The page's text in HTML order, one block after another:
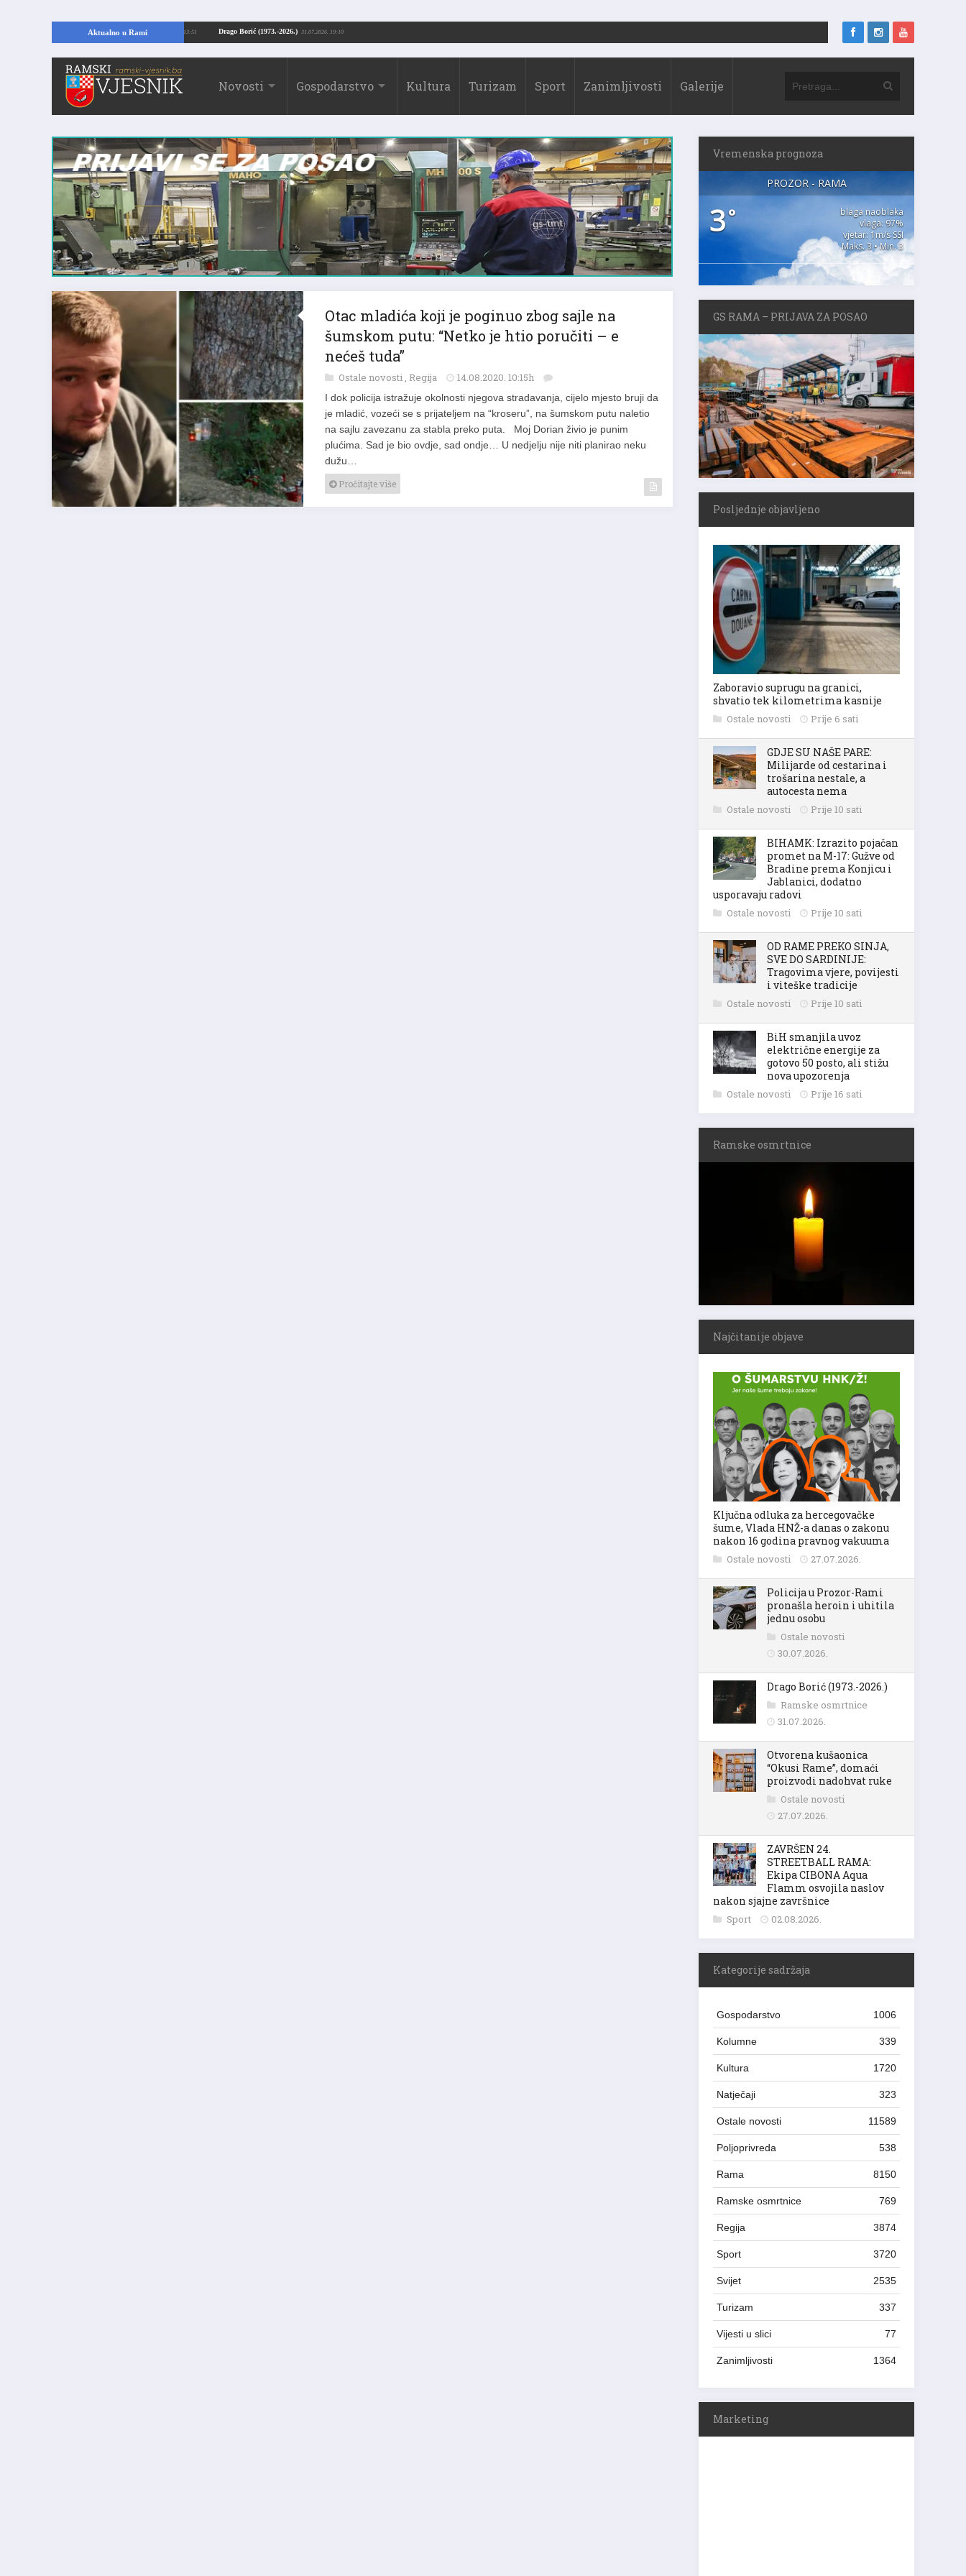
Aktualno u Rami Drago Borić (1973.-2026.) 31.07.2026. 19:10
temelje kuće, pronašao vrijedne arheološke ostatke 24.07.2026. 13:51
Novosti Gospodarstvo Kultura Turizam Sport Zanimljivosti Galerije
Otac mladića koji je poginuo zbog sajle na
šumskom putu: “Netko je htio poručiti – e
nećeš tuda”
Ostale novosti, Regija 14.08.2020. 10:15h
I dok policija istražuje okolnosti njegova stradavanja, cijelo mjesto bruji da
je mladić, vozeći se s prijateljem na “kroseru”, na šumskom putu naletio
na sajlu zavezanu za stabla preko puta. Moj Dorian živio je punim
plućima. Sad je bio ovdje, sad ondje… U nedjelju nije niti planirao neku
Pročitajte više
Vremenska prognoza
PROZOR - RAMA
3°
blaga naoblaka
vlaga: 97%
vjetar: 1m/s SSI
Maks. 3 • Min. 3
GS RAMA – PRIJAVA ZA POSAO
Posljednje objavljeno
Zaboravio suprugu na granici,
shvatio tek kilometrima kasnije
Ostale novosti Prije 6 sati
GDJE SU NAŠE PARE:
Milijarde od cestarina i
trošarina nestale, a
autocesta nema
Ostale novosti Prije 10 sati
BIHAMK: Izrazito pojačan
promet na M-17: Gužve od
Bradine prema Konjicu i
Jablanici, dodatno
usporavaju radovi
Ostale novosti Prije 10 sati
OD RAME PREKO SINJA,
SVE DO SARDINIJE:
Tragovima vjere, povijesti
i viteške tradicije
Ostale novosti Prije 10 sati
BiH smanjila uvoz
električne energije za
gotovo 50 posto, ali stižu
nova upozorenja
Ostale novosti Prije 16 sati
Ramske osmrtnice
Najčitanije objave
Ključna odluka za hercegovačke
šume, Vlada HNŽ-a danas o zakonu
nakon 16 godina pravnog vakuuma
Ostale novosti 27.07.2026.
Policija u Prozor-Rami
pronašla heroin i uhitila
jednu osobu
Ostale novosti
30.07.2026.
Drago Borić (1973.-2026.)
Ramske osmrtnice
31.07.2026.
Otvorena kušaonica
“Okusi Rame”, domaći
proizvodi nadohvat ruke
Ostale novosti
27.07.2026.
ZAVRŠEN 24.
STREETBALL RAMA:
Ekipa CIBONA Aqua
Flamm osvojila naslov
nakon sjajne završnice
Sport 02.08.2026.
Kategorije sadržaja
Gospodarstvo 1006
Kolumne 339
Kultura 1720
Natječaji 323
Ostale novosti 11589
Poljoprivreda 538
Rama 8150
Ramske osmrtnice 769
Regija 3874
Sport 3720
Svijet 2535
Turizam 337
Vijesti u slici 77
Zanimljivosti 1364
Marketing